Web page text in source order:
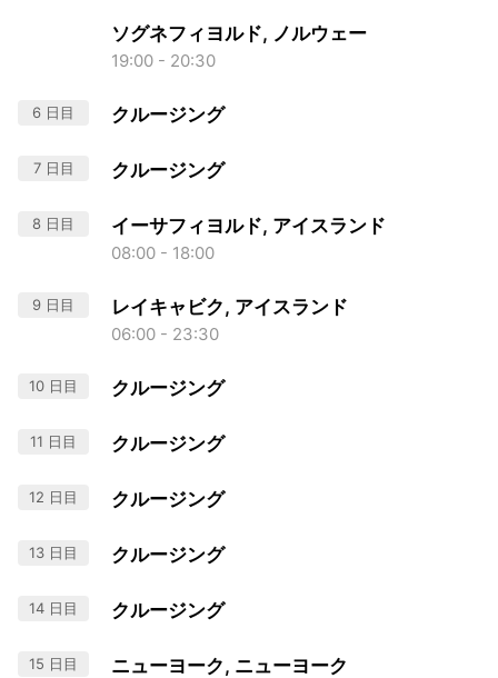
ソグネフィヨルド, ノルウェー
19:00 - 20:30
6 日目 クルージング
7 日目 クルージング
8 日目 イーサフィヨルド, アイスランド
08:00 - 18:00
9 日目 レイキャビク, アイスランド
06:00 - 23:30
10 日目 クルージング
11 日目 クルージング
12 日目 クルージング
13 日目 クルージング
14 日目 クルージング
15 日目 ニューヨーク, ニューヨーク